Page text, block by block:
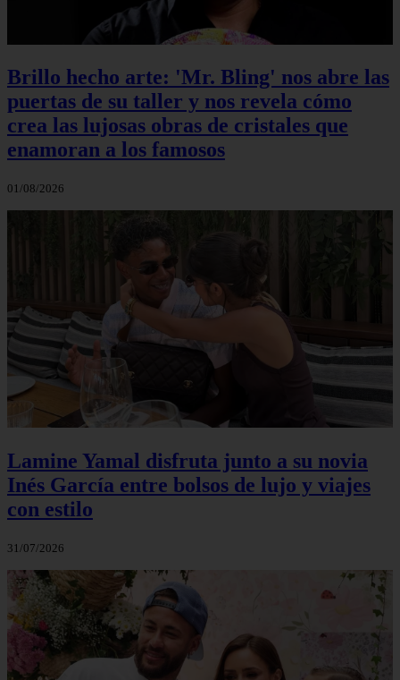
Brillo hecho arte: 'Mr. Bling' nos abre las
puertas de su taller y nos revela cómo
crea las lujosas obras de cristales que
enamoran a los famosos
01/08/2026
Lamine Yamal disfruta junto a su novia
Inés García entre bolsos de lujo y viajes
con estilo
31/07/2026